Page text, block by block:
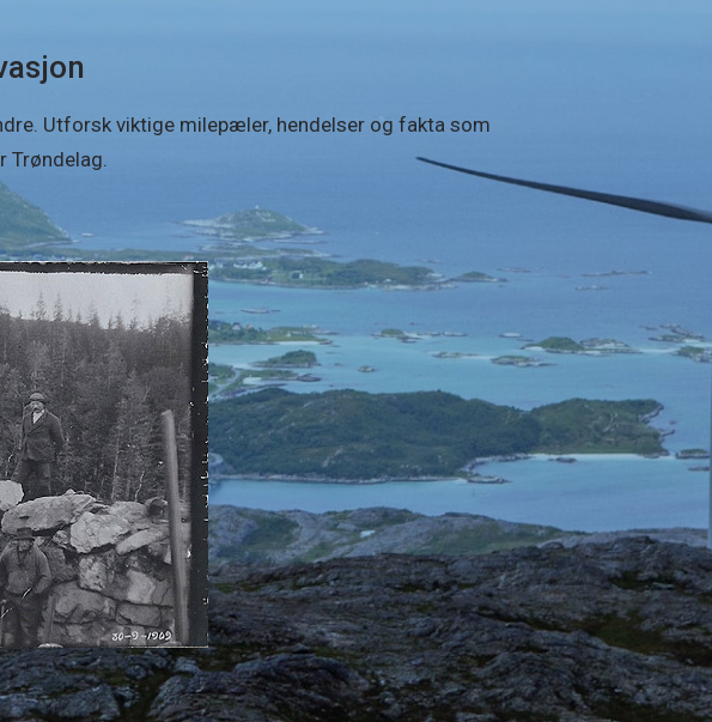
Utforsk viktige milepæler, hendelser og fakta som
Trøndelag.